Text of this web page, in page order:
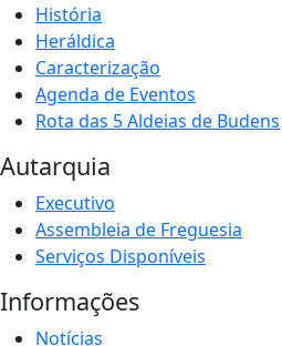
História
Heráldica
Caracterização
Agenda de Eventos
Rota das 5 Aldeias de Budens
Autarquia
Executivo
Assembleia de Freguesia
Serviços Disponíveis
Informações
Notícias